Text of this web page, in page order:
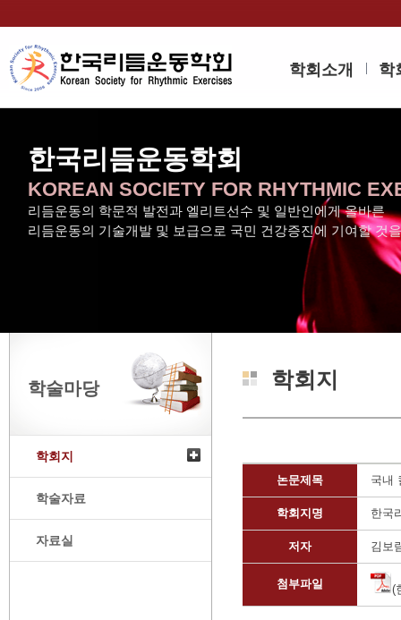
학회소개 학
한국리듬운동학회
KOREAN SOCIETY FOR RHYTHMIC
리듬운동의 학문적 발전과 엘리트선수 및 일반인에게 올바른
리듬운동의 기술개발 및 보급으로 국민 건강증진에 기여할 것
학술마당
학회지
학술자료
자료실
학회지
논문제목 국내
학회지명 한국
저자 김보
첨부파일 (